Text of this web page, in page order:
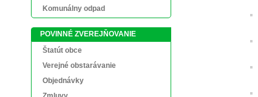
Komunálny odpad
POVINNÉ ZVEREJŇOVANIE
Štatút obce
Verejné obstarávanie
Objednávky